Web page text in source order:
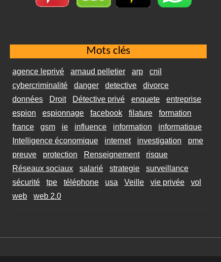
Mots clés
agence leprivé arnaud pelletier arp
cnil
cybercriminalité
danger detective
divorce
données
Droit Détective privé enquete
entreprise
espion
espionnage facebook filature
formation
france
gsm ie influence information
informatique
Intelligence économique
internet investigation
pme
preuve
protection Renseignement
risque
Réseaux sociaux
salarié strategie
surveillance
sécurité
tpe téléphone usa Veille vie privée
vol
web
web 2.0